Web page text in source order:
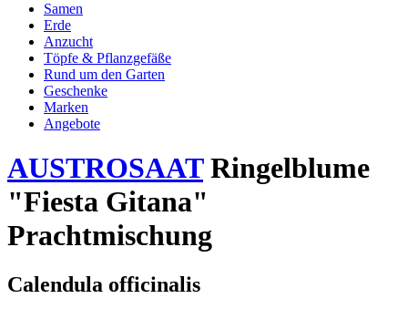
Samen
Erde
Anzucht
Töpfe & Pflanzgefäße
Rund um den Garten
Geschenke
Marken
Angebote
AUSTROSAATRingelblume
"Fiesta Gitana"
Prachtmischung
Calendula officinalis